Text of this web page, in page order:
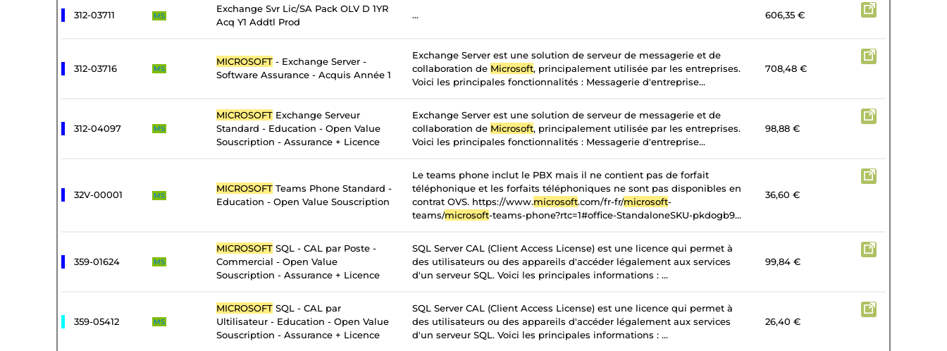
312-03711 MS
Exchange Svr Lic/SA Pack OLV D 1YR
Acq Y1 Addtl Prod
... 606,35 €
312-03716 MS
MICROSOFT - Exchange Server -
Software Assurance - Acquis Année 1
Exchange Server est une solution de serveur de messagerie et de
collaboration de Microsoft, principalement utilisée par les entreprises.
Voici les principales fonctionnalités : Messagerie d'entreprise...
708,48 €
312-04097 MS
MICROSOFT Exchange Serveur
Standard - Education - Open Value
Souscription - Assurance + Licence
Exchange Server est une solution de serveur de messagerie et de
collaboration de Microsoft, principalement utilisée par les entreprises.
Voici les principales fonctionnalités : Messagerie d'entreprise...
98,88 €
32V-00001 MS
MICROSOFT Teams Phone Standard -
Education - Open Value Souscription
Le teams phone inclut le PBX mais il ne contient pas de forfait
téléphonique et les forfaits téléphoniques ne sont pas disponibles en
contrat OVS. https://www.microsoft.com/fr-fr/microsoft-
teams/microsoft-teams-phone?rtc=1#office-StandaloneSKU-pkdogb9...
36,60 €
359-01624 MS
MICROSOFT SQL - CAL par Poste -
Commercial - Open Value
Souscription - Assurance + Licence
SQL Server CAL (Client Access License) est une licence qui permet à
des utilisateurs ou des appareils d'accéder légalement aux services
d'un serveur SQL. Voici les principales informations : ...
99,84 €
359-05412 MS
MICROSOFT SQL - CAL par
Ultilisateur - Education - Open Value
Souscription - Assurance + Licence
SQL Server CAL (Client Access License) est une licence qui permet à
des utilisateurs ou des appareils d'accéder légalement aux services
d'un serveur SQL. Voici les principales informations : ...
26,40 €